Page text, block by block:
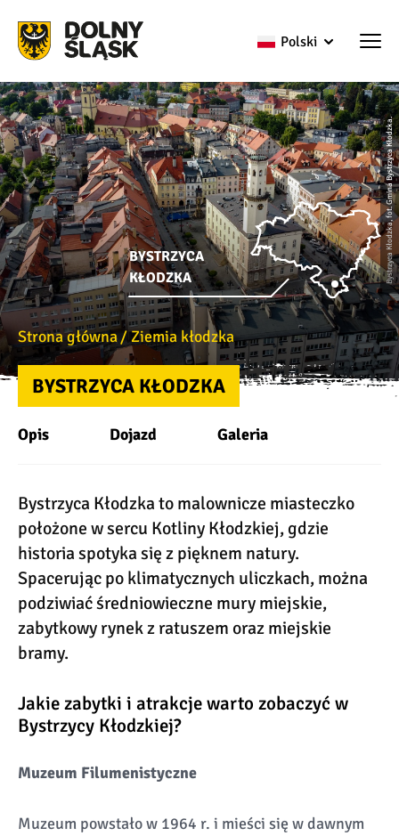
Polski
Bystrzyca Kłodzka, fot. Gmina Bystrzyca Kłodzka.
Strona główna Ziemia kłodzka
BYSTRZYCA KŁODZKA
BYSTRZYCA
KŁODZKA
Opis Dojazd Galeria
Bystrzyca Kłodzka to malownicze miasteczko
położone w sercu Kotliny Kłodzkiej, gdzie
historia spotyka się z pięknem natury.
Spacerując po klimatycznych uliczkach, można
podziwiać średniowieczne mury miejskie,
zabytkowy rynek z ratuszem oraz miejskie
bramy.
Jakie zabytki i atrakcje warto zobaczyć w
Bystrzycy Kłodzkiej?
Muzeum Filumenistyczne
Muzeum powstało w 1964 r. i mieści się w dawnym